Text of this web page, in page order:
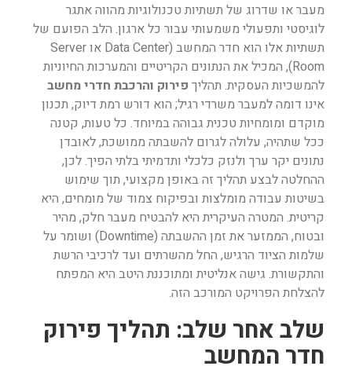
מעבר או שדרוג של תשתיות טכנולוגיות מהווה אתגר
לוגיסטי ותפעולי משמעותי עבור כל ארגון. הלב הפועם של
תשתיות אלו הוא חדר המחשב (Data Center או Server
Room), המכיל את הנתונים הקריטיים והמערכות החיוניות
להמשכיות העסקית. תהליך פירוק והרכבת חדרי מחשב
אינו דומה למעבר משרדי רגיל; הוא דורש רמת דיוק, תכנון
מוקדם ומומחיות טכנית גבוהה במיוחד. כל טעות, קטנה
ככל שתהיה, עלולה לגרום להשבתה ממושכת, לאובדן
נתונים יקר ערך ולנזק כלכלי ותדמיתי בלתי הפיך. לכן,
ההחלטה לבצע תהליך זה באופן מקצועי, תוך שימוש
בשיטות עבודה מומלצות ובפיקוח צמוד של מומחים, היא
קריטית. המטרה העיקרית היא להבטיח מעבר חלק, מהיר
ובטוח, הממזער את זמן ההשבתה (Downtime) ושומר על
שלמות הציוד הרגיש, החל מהשרתים ועד לרכיבי הרשת
והתקשורת. גישה אנליטית ומתוכננת היטב היא המפתח
להצלחת הפרויקט המורכב הזה.
שלב אחר שלב: תהליך פירוק
חדר המחשב